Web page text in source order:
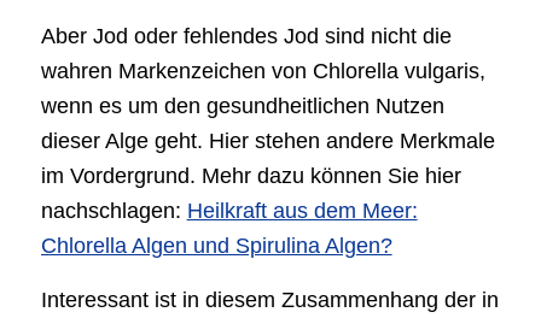
Aber Jod oder fehlendes Jod sind nicht die
wahren Markenzeichen von Chlorella vulgaris,
wenn es um den gesundheitlichen Nutzen
dieser Alge geht. Hier stehen andere Merkmale
im Vordergrund. Mehr dazu können Sie hier
nachschlagen: Heilkraft aus dem Meer:
Chlorella Algen und Spirulina Algen?
Interessant ist in diesem Zusammenhang der in